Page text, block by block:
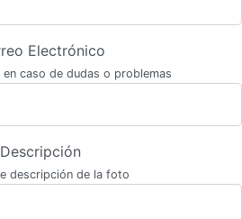
Electrónico
caso de dudas o problemas
Descripción
descripción de la foto